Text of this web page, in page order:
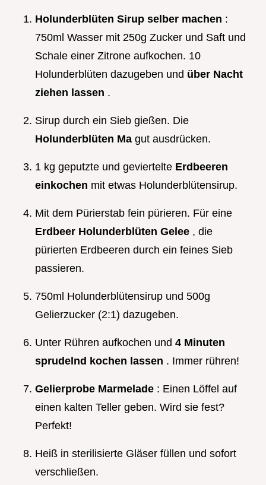
Holunderblüten Sirup selber machen :
750ml Wasser mit 250g Zucker und Saft und
Schale einer Zitrone aufkochen. 10
Holunderblüten dazugeben und über Nacht
ziehen lassen .
Sirup durch ein Sieb gießen. Die
Holunderblüten Ma gut ausdrücken.
1 kg geputzte und geviertelte Erdbeeren
einkochen mit etwas Holunderblütensirup.
Mit dem Pürierstab fein pürieren. Für eine
Erdbeer Holunderblüten Gelee , die
pürierten Erdbeeren durch ein feines Sieb
passieren.
750ml Holunderblütensirup und 500g
Gelierzucker (2:1) dazugeben.
Unter Rühren aufkochen und 4 Minuten
sprudelnd kochen lassen . Immer rühren!
Gelierprobe Marmelade : Einen Löffel auf
einen kalten Teller geben. Wird sie fest?
Perfekt!
Heiß in sterilisierte Gläser füllen und sofort
verschließen.